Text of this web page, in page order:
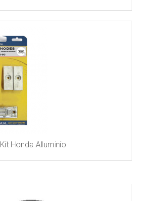
Kit Honda Alluminio